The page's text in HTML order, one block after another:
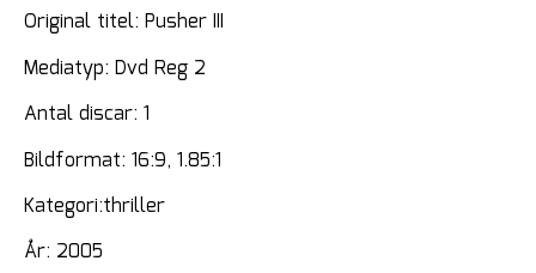
Original titel: Pusher III
Mediatyp: Dvd Reg 2
Antal discar: 1
Bildformat: 16:9, 1.85:1
Kategori:thriller
År: 2005